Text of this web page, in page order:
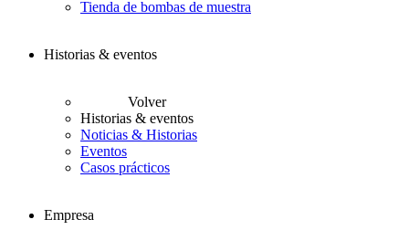
Tienda de bombas de muestra
Historias & eventos
Volver
Historias & eventos
Noticias & Historias
Eventos
Casos prácticos
Empresa